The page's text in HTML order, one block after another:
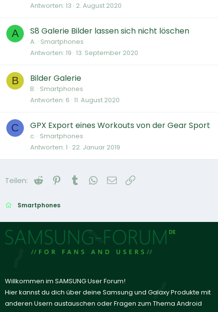
Antworten 13 2. August 2020
A S8 Galerie Bilder lassen sich nicht löschen
A. Smartphones
Antworten 19 13. September 2020
B Bilder Galerie
B. Smartphones
Antworten 6 11. August 2020
C GPX Export eines Workouts von der Gear Sport
c. Smartphones
Antworten 1 22. Januar 2019
Teilen: Reddit Pinterest
Tumblr WhatsApp
E-Mail
Smartphones
Willkommen im SAMSUNG User Forum!
Hier kannst du dich über deine Samsung und Galaxy Produkte mit
anderen Usern austauschen oder Fragen zum Thema Android